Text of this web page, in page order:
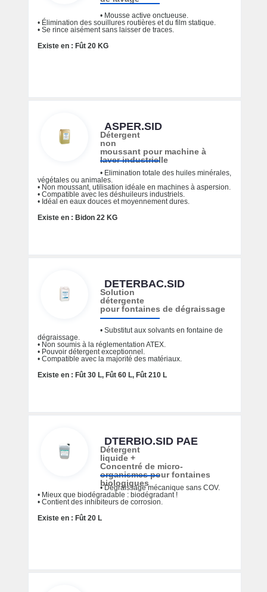
• Mousse active onctueuse.
• Élimination des souillures routières et du film statique.
• Se rince aisément sans laisser de traces.
Existe en : Fût 20 KG
ASPER.SID
Détergent
non
moussant pour machine à
laver industrielle
• Elimination totale des huiles minérales,
végétales ou animales.
• Non moussant, utilisation idéale en machines à aspersion.
• Compatible avec les déshuileurs industriels.
• Idéal en eaux douces et moyennement dures.
Existe en : Bidon 22 KG
DETERBAC.SID
Solution
détergente
pour fontaines de dégraissage
• Substitut aux solvants en fontaine de
dégraissage.
• Non soumis à la réglementation ATEX.
• Pouvoir détergent exceptionnel.
• Compatible avec la majorité des matériaux.
Existe en : Fût 30 L, Fût 60 L, Fût 210 L
DTERBIO.SID PAE
Détergent
liquide +
Concentré de micro-
organismes pour fontaines
biologiques
• Dégraissage mécanique sans COV.
• Mieux que biodégradable : biodégradant !
• Contient des inhibiteurs de corrosion.
Existe en : Fût 20 L